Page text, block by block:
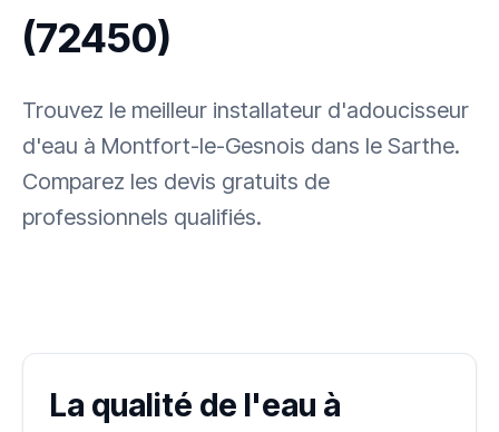
(72450)
Trouvez le meilleur installateur d'adoucisseur
d'eau à Montfort-le-Gesnois dans le Sarthe.
Comparez les devis gratuits de
professionnels qualifiés.
La qualité de l'eau à